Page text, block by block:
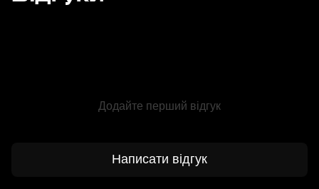
Додайте перший відгук
Написати відгук